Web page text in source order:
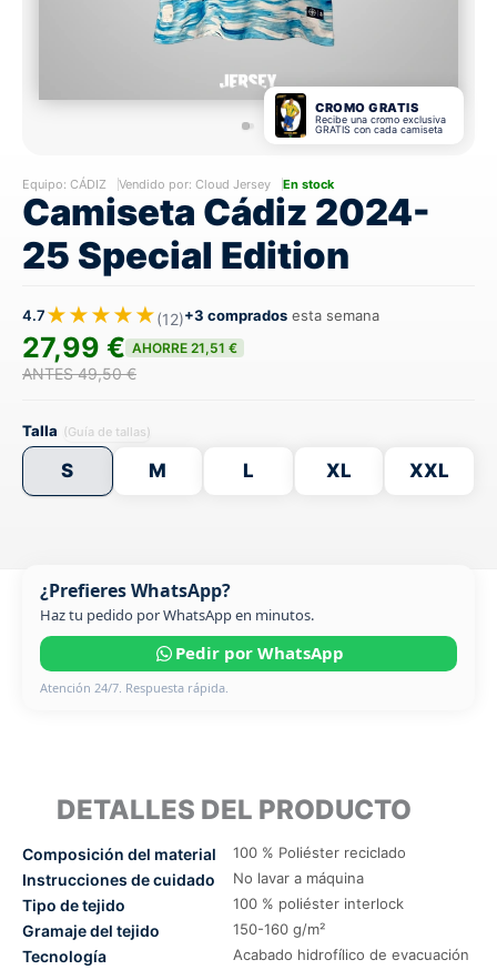
CROMO GRATIS
Recibe una cromo exclusiva
GRATIS con cada camiseta
Equipo: CÁDIZ Vendido por: Cloud Jersey En stock
Camiseta Cádiz 2024-
25 Special Edition
4.7★★★★★(12)+3 comprados esta semana
27,99 € AHORRE 21,51 €
ANTES 49,50 €
Talla (Guía de tallas)
S M L XL XXL
¿Prefieres WhatsApp?
Haz tu pedido por WhatsApp en minutos.
Pedir por WhatsApp
Atención 24/7. Respuesta rápida.
DETALLES DEL PRODUCTO
Composición del material 100 % Poliéster reciclado
Instrucciones de cuidado No lavar a máquina
Tipo de tejido 100 % poliéster interlock
Gramaje del tejido 150-160 g/m²
Tecnología Acabado hidrofílico de evacuación